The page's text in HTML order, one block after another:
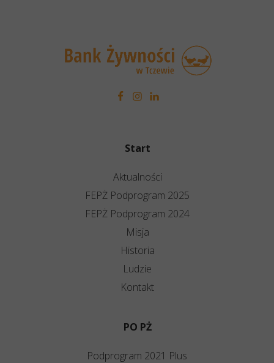
PO PŻ
Start
Podprogram 2021 Plus
Aktualności
FEPŻ Podprogram 2025
FEPŻ Podprogram 2024
Misja
Historia
Ludzie
Kontakt